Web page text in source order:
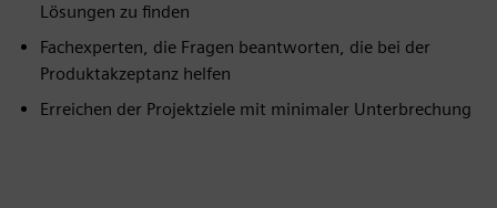
Lösungen zu finden
Fachexperten, die Fragen beantworten, die bei der
Produktakzeptanz helfen
Erreichen der Projektziele mit minimaler Unterbrechung